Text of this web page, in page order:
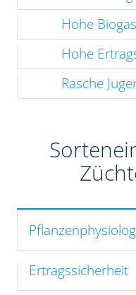
Hohe
Hohe
Rasche
Ertragssicherheit